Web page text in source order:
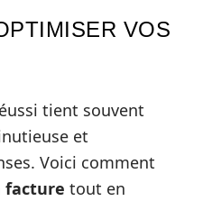
VOS
tient souvent
et
Voici comment
facture tout en